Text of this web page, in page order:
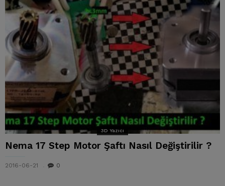
3D Yazıcı
Nema 17 Step Motor Şaftı Nasıl Değiştirilir ?
2016-06-21 0